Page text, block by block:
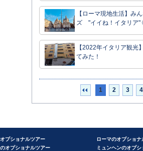
【ローマ現地生活】み
ズ "イイね！イタリア"
【2022年イタリア観光
てみた！
1 2 3 4
プショナルツアー
オプショナルツアー
ローマのオプショナ
ミュンヘンのオプ